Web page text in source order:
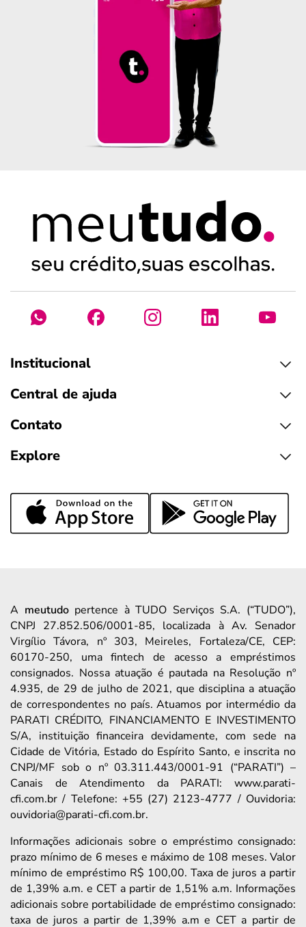
Institucional
Central de ajuda
Contato
Explore
A meutudopertence à TUDO Serviços S.A. (“TUDO”),
CNPJ 27.852.506/0001-85, localizada à Av. Senador
Virgílio Távora, nº 303, Meireles, Fortaleza/CE, CEP:
60170-250, uma fintech de acesso a empréstimos
consignados. Nossa atuação é pautada na Resolução nº
4.935, de 29 de julho de 2021, que disciplina a atuação
de correspondentes no país. Atuamos por intermédio da
PARATI CRÉDITO, FINANCIAMENTO E INVESTIMENTO
S/A, instituição financeira devidamente, com sede na
Cidade de Vitória, Estado do Espírito Santo, e inscrita no
CNPJ/MF sob o nº 03.311.443/0001-91 (“PARATI”) –
Canais de Atendimento da PARATI: www.parati-
cfi.com.br / Telefone: +55 (27) 2123-4777 / Ouvidoria:
ouvidoria@parati-cfi.com.br.
Informações adicionais sobre o empréstimo consignado:
prazo mínimo de 6 meses e máximo de 108 meses. Valor
mínimo de empréstimo R$ 100,00. Taxa de juros a partir
de 1,39% a.m. e CET a partir de 1,51% a.m. Informações
adicionais sobre portabilidade de empréstimo consignado:
taxa de juros a partir de 1,39% a.m e CET a partir de